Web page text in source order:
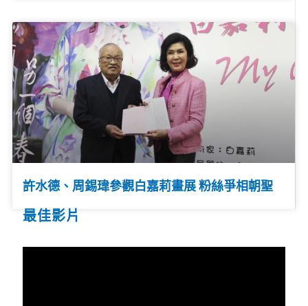
許水德、周錫瑋參觀白嘉莉畫展 粉絲爭相朝聖
最佳影片